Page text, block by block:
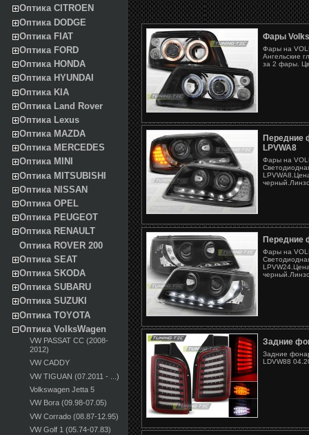
Оптика CITROEN
Оптика DODGE
Оптика FIAT
Оптика FORD
Оптика HONDA
Оптика HYUNDAI
Оптика KIA
Оптика Land Rover
Оптика Lexus
Оптика MAZDA
Оптика MERCEDES
Оптика MINI
Оптика MITSUBISHI
Оптика NISSAN
Оптика OPEL
Оптика PEUGEOT
Оптика RENAULT
Оптика ROVER 200
Оптика SEAT
Оптика SKODA
Оптика SUBARU
Оптика SUZUKI
Оптика TOYOTA
Оптика VolksWagen
VW PASSAT CC (2008-
2012)
VW CADDY
VW TIGUAN (07.2011 - ...)
Volkswagen Jetta 5
VW Bora (09.98-07.05)
VW Corrado (08.87-12.95)
VW Golf 1 (05.74-07.83)
Фары
Фары на
Ангельские
за 2 фары.
Передние
LPVWA8
Фары на
Передние
Фары на
Задние
Задние
LDVW88